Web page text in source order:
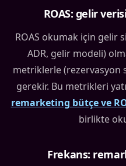
ROAS: gelir
ROAS okumak için gelir
ADR, gelir modeli)
metriklerle (rezervasyon
gerekir. Bu metrikleri
remarketing bütçe ve
birlikte
Frekans: